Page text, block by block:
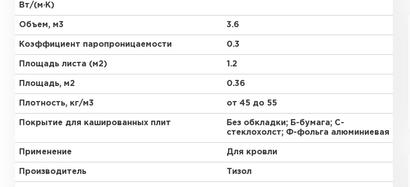
Вт/(м·К)
Объем, м3 3.6
Коэффициент паропроницаемости 0.3
Площадь листа (м2) 1.2
Площадь, м2 0.36
Плотность, кг/м3 от 45 до 55
Покрытие для кашированных плит
Без обкладки; Б-бумага; С-
стеклохолст; Ф-фольга алюминиевая
Применение Для кровли
Производитель Тизол
ПЕРЕЙТИ
Утеплитель Ruspanel
Утеплитель Брит
Утеплитель Basfiber
Утеплитель Xotpipe